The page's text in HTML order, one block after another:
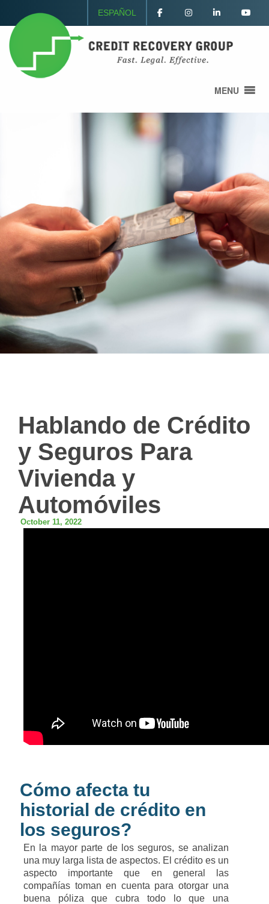
ESPAÑOL
MENU
Hablando de Crédito
y Seguros Para
Vivienda y
Automóviles
October 11, 2022
Cómo afecta tu
historial de crédito en
los seguros?
En la mayor parte de los seguros, se analizan
una muy larga lista de aspectos. El crédito es un
aspecto importante que en general las
compañías toman en cuenta para otorgar una
buena póliza que cubra todo lo que una